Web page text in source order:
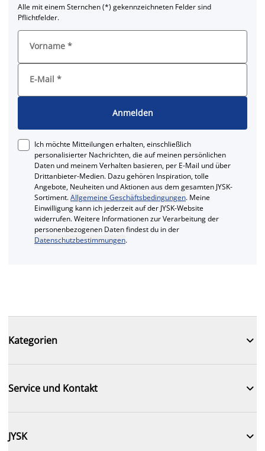
Alle mit einem Sternchen (*) gekennzeichneten Felder sind
Pflichtfelder.
Vorname *
E-Mail *
Anmelden
Ich möchte Mitteilungen erhalten, einschließlich
personalisierter Nachrichten, die auf meinen persönlichen
Daten und meinem Verhalten basieren, per E-Mail und über
Drittanbieter-Medien. Dazu gehören Inspiration, tolle
Angebote, Neuheiten und Aktionen aus dem gesamten JYSK-
Sortiment.Allgemeine Geschäftsbedingungen. Meine
Einwilligung kann ich jederzeit auf der JYSK-Website
widerrufen. Weitere Informationen zur Verarbeitung der
personenbezogenen Daten findest du in der
Datenschutzbestimmungen.
Kategorien 
Service und Kontakt 
JYSK 